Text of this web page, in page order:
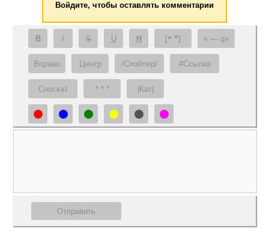
Войдите, чтобы оставлять комментарии
B I S U H [❝ ❞] — q
Вправо Центр /Спойлер/ #Ссылка
Сноска1 * * * |Кат|